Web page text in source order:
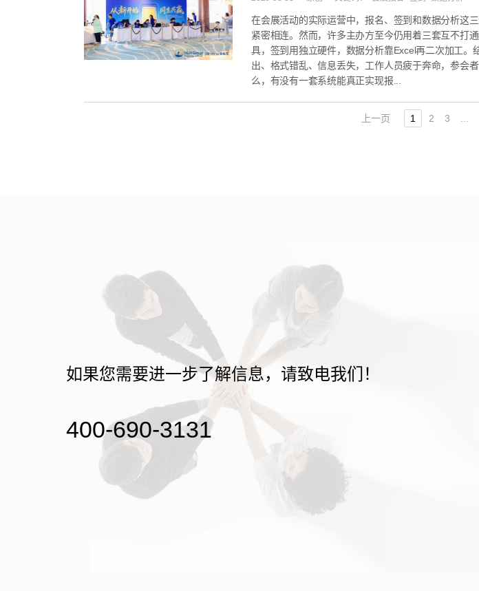
在会展活动的实际运营中，报名、签到和数据分析这
紧密相连。然而，许多主办方至今仍用着三套互不打
具，签到用独立硬件，数据分析靠Excel再二次加工。
出、格式错乱、信息丢失，工作人员疲于奔命，参会
么，有没有一套系统能真正实现报...
上一页 1 2 3
如果您需要进一步了解信息，请致电我们！
400-690-3131